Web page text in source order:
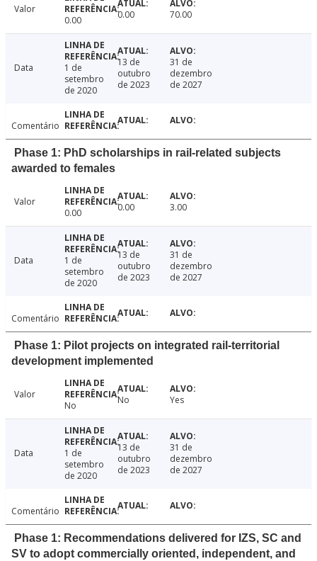
Valor
0.00
0.00 70.00
Data
1 de
setembro
de 2020
13 de
outubro
de 2023
31 de
dezembro
de 2027
Comentário
Phase 1: PhD scholarships in rail-related subjects
awarded to females
Valor
0.00
0.00 3.00
Data
1 de
setembro
de 2020
13 de
outubro
de 2023
31 de
dezembro
de 2027
Comentário
Phase 1: Pilot projects on integrated rail-territorial
development implemented
Valor
No
No Yes
Data
1 de
setembro
de 2020
13 de
outubro
de 2023
31 de
dezembro
de 2027
Comentário
Phase 1: Recommendations delivered for IZS, SC and
SV to adopt commercially oriented, independent, and